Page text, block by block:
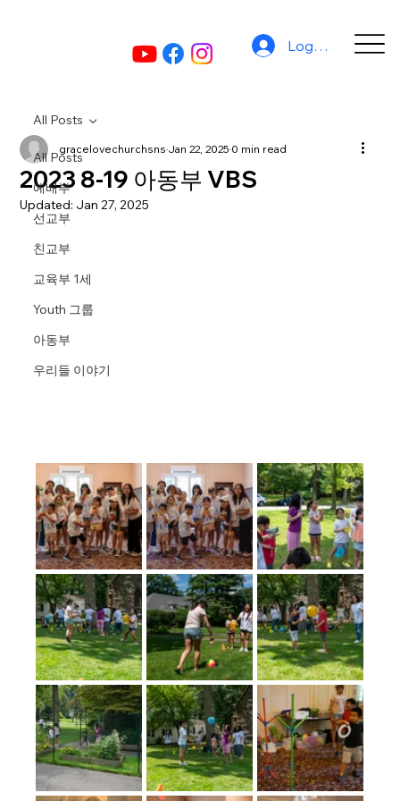
Log In
All Posts
예배부
선교부
친교부
교육부 1세
Youth 그룹
아동부
우리들 이야기
All Posts
2023 8-19 아동부 VBS
gracelovechurchsnsJan 22, 20250 min read
Updated: Jan 27, 2025